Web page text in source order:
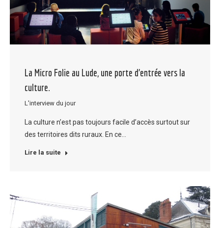
La Micro Folie au Lude, une porte d’entrée vers la
culture.
L'interview du jour
La culture n’est pas toujours facile d’accès surtout sur
des territoires dits ruraux. En ce…
Lire la suite